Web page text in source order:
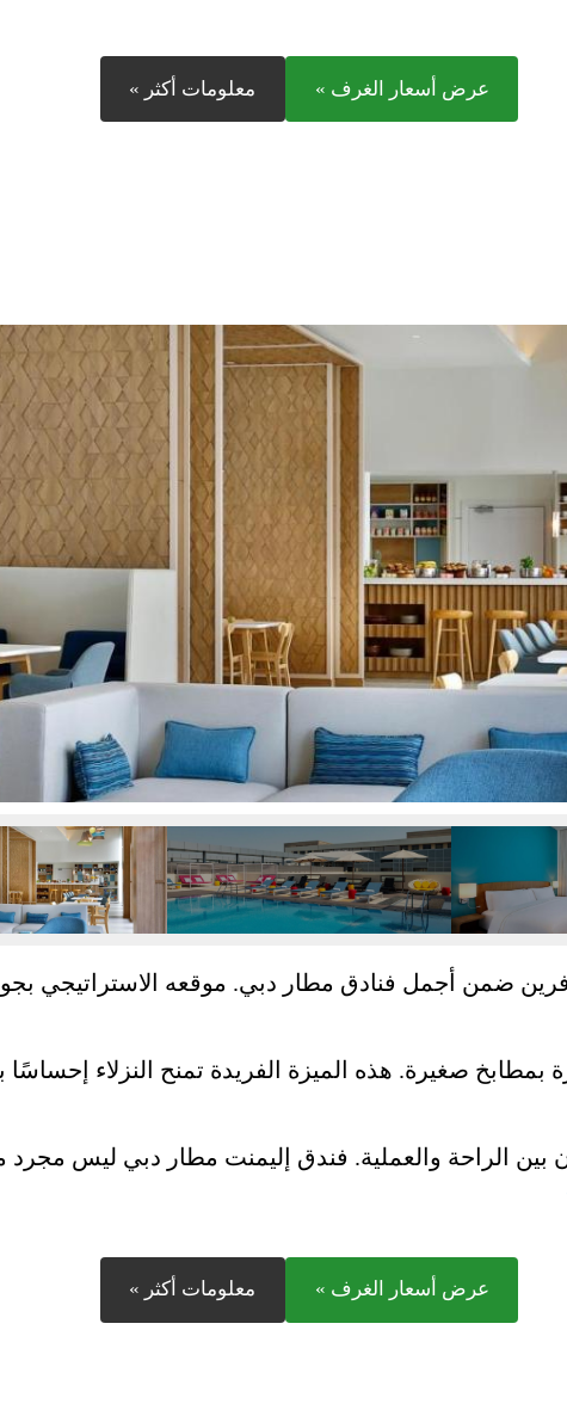
عرض أسعار الغرف » معلومات أكثر »
ضمن أجمل فنادق مطار دبي. موقعه الاستراتيجي بجوار
صغيرة. هذه الميزة الفريدة تمنح النزلاء إحساسًا
بين الراحة والعملية. فندق إليمنت مطار دبي ليس مجرد
عرض أسعار الغرف » معلومات أكثر »